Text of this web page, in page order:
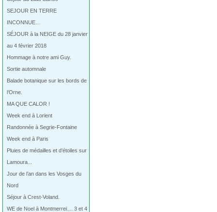
SEJOUR EN TERRE
INCONNUE…
SÉJOUR à la NEIGE du 28 janvier
au 4 février 2018
Hommage à notre ami Guy.
Sortie automnale
Balade botanique sur les bords de
l’Orne.
MA QUE CALOR !
Week end à Lorient
Randonnée à Segrie-Fontaine
Week end à Paris
Pluies de médailles et d’étoiles sur
Lamoura...
Jour de l’an dans les Vosges du
Nord
Séjour à Crest-Voland.
WE de Noel à Montmerrei.... 3 et 4